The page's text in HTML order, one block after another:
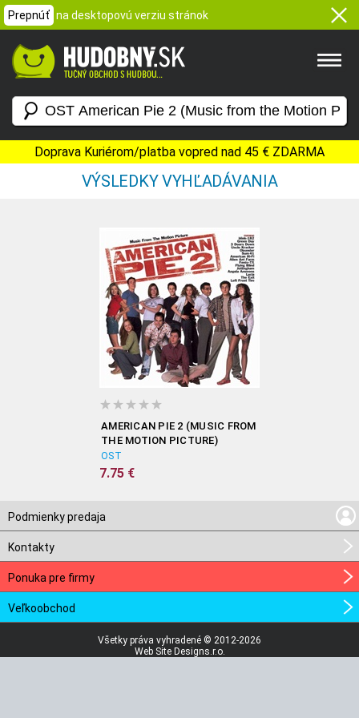
Prepnúť na desktopovú verziu stránok
Doprava Kuriérom/platba vopred nad 45 € ZDARMA
VÝSLEDKY VYHĽADÁVANIA
AMERICAN PIE 2 (MUSIC FROM
THE MOTION PICTURE)
OST
7.75 €
Podmienky predaja
Kontakty
Ponuka pre firmy
Veľkoobchod
Všetky práva vyhradené © 2012-2026
Web Site Designs.r.o.